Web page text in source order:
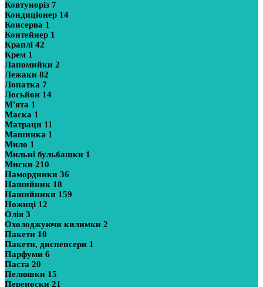
Ковтуноріз 7
Кондиціонер 14
Консерва 1
Контейнер 1
Краплі 42
Крем 1
Лапомийки 2
Лежаки 82
Лопатка 7
Лосьйон 14
М'ята 1
Маска 1
Матраци 11
Машинка 1
Мило 1
Мильні бульбашки 1
Миски 210
Намордники 36
Нашийник 18
Нашийники 159
Ножиці 12
Олія 3
Охолоджуючи килимки 2
Пакети 10
Пакети, диспенсери 1
Парфуми 6
Паста 20
Пелюшки 15
Переноски 21